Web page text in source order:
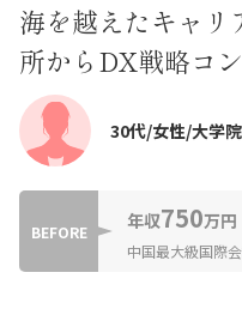
海を越えたキャ
所からDX戦略コ
30代/女性/大学
BEFORE 年収750万円
中国最大級国際